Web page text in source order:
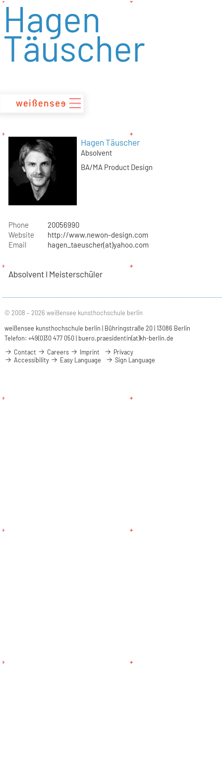
zumHagen
Täuscher
Hagen Täuscher
Absolvent
BA/MA Product Design
Phone
20056990
Website
http://www.newon-design.com
Email
hagen_taeuscher(at)yahoo.com
Absolvent I Meisterschüler
© 2008 – 2026 weißensee kunsthochschule berlin
weißensee kunsthochschule berlin | Bühringstraße 20 | 13086 Berlin
Telefon: +49(0)30 477 050 | buero.praesidentin(at)kh-berlin.de
Contact
Careers Imprint
Privacy
Accessibility
Easy Language Sign Language